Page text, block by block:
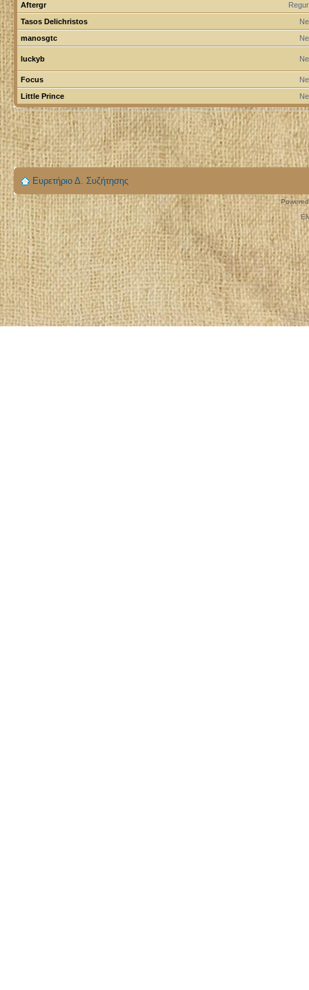
Aftergr
Tasos Delichristos
manosgtc
luckyb
Focus
Little Prince
Ευρετήριο Δ. Συζήτησης